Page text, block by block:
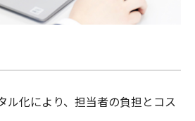
ル化により、担当者の負担とコス